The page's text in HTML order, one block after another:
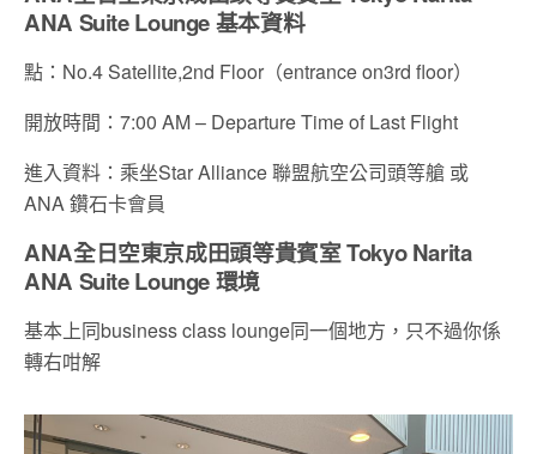
ANA Suite Lounge 基本資料
點：No.4 Satellite,2nd Floor（entrance on3rd floor）
開放時間：7:00 AM – Departure Time of Last Flight
進入資料：乘坐Star Alliance 聯盟航空公司頭等艙 或
ANA 鑽石卡會員
ANA全日空東京成田頭等貴賓室 Tokyo Narita
ANA Suite Lounge 環境
基本上同business class lounge同一個地方，只不過你係
轉右咁解